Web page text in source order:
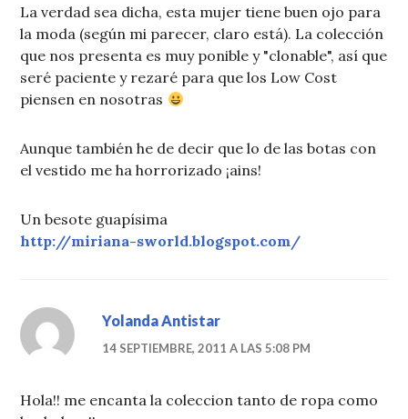
La verdad sea dicha, esta mujer tiene buen ojo para
la moda (según mi parecer, claro está). La colección
que nos presenta es muy ponible y "clonable", así que
seré paciente y rezaré para que los Low Cost
piensen en nosotras
Aunque también he de decir que lo de las botas con
el vestido me ha horrorizado ¡ains!
Un besote guapísima
http://miriana-sworld.blogspot.com/
Yolanda Antistar
14 SEPTIEMBRE, 2011 A LAS 5:08 PM
Hola!! me encanta la coleccion tanto de ropa como